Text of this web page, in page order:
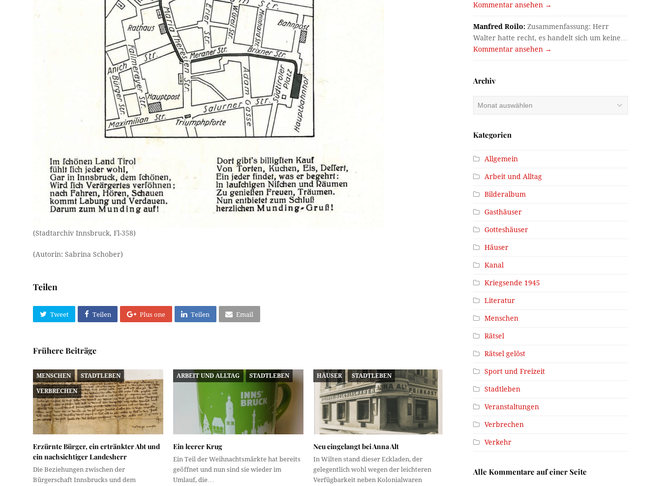
(Stadtarchiv Innsbruck, Fl-358)
(Autorin: Sabrina Schober)
Teilen
Tweet Teilen Plus one Teilen Email
Frühere Beiträge
MENSCHEN STADTLEBEN
VERBRECHEN
Erzürnte Bürger, ein ertränkter Abt und
ein nachsichtiger Landesherr
Die Beziehungen zwischen der
Bürgerschaft Innsbrucks und dem
ARBEIT UND ALLTAG STADTLEBEN
Ein leerer Krug
Ein Teil der Weihnachtsmärkte hat bereits
geöffnet und nun sind sie wieder im
Umlauf, die…
HÄUSER STADTLEBEN
Neu eingelangt bei Anna Alt
In Wilten stand dieser Eckladen, der
gelegentlich wohl wegen der leichteren
Verfügbarkeit neben Kolonialwaren
Kommentar ansehen →
Manfred Roilo: Zusammenfassung: Herr
Walter hatte recht, es handelt sich um keine…
Kommentar ansehen →
Archiv
Kategorien
Allgemein
Arbeit und Alltag
Bilderalbum
Gasthäuser
Gotteshäuser
Häuser
Kanal
Kriegsende 1945
Literatur
Menschen
Rätsel
Rätsel gelöst
Sport und Freizeit
Stadtleben
Veranstaltungen
Verbrechen
Verkehr
Alle Kommentare auf einer Seite